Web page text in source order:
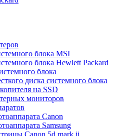
блока MSI
блока Hewlett Packard
блока
диска системного блока
на SSD
мониторов
Canon
Samsung
Canon 5d mark ii